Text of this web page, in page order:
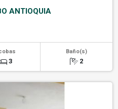
ANTIOQUIA
3
Baño(s)
2